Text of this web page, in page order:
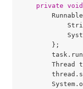
private void
        };
Thread